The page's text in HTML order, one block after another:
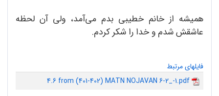
همیشه از خانم خطیبی بدم می‌آمد، ولی آن لحظه
عاشقش شدم و خدا را شکر کردم.
فایلهای مرتبط
4.6 from (401-402) MATN NOJAVAN 6-2_-1.pdf